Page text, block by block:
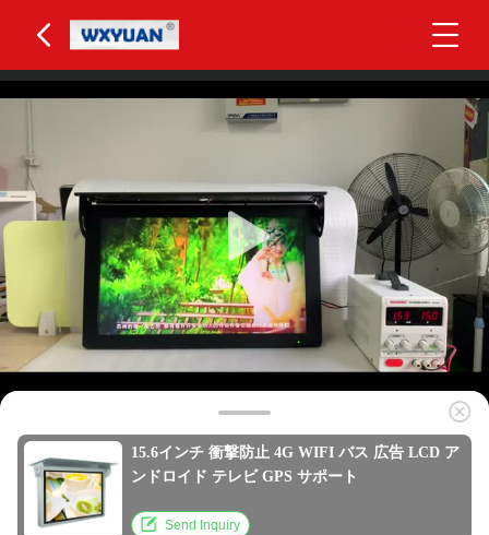
15.6インチ 衝撃防止 4G WIFI バス 広告 LCD ア
ンドロイド テレビ GPS サポート
Send Inquiry